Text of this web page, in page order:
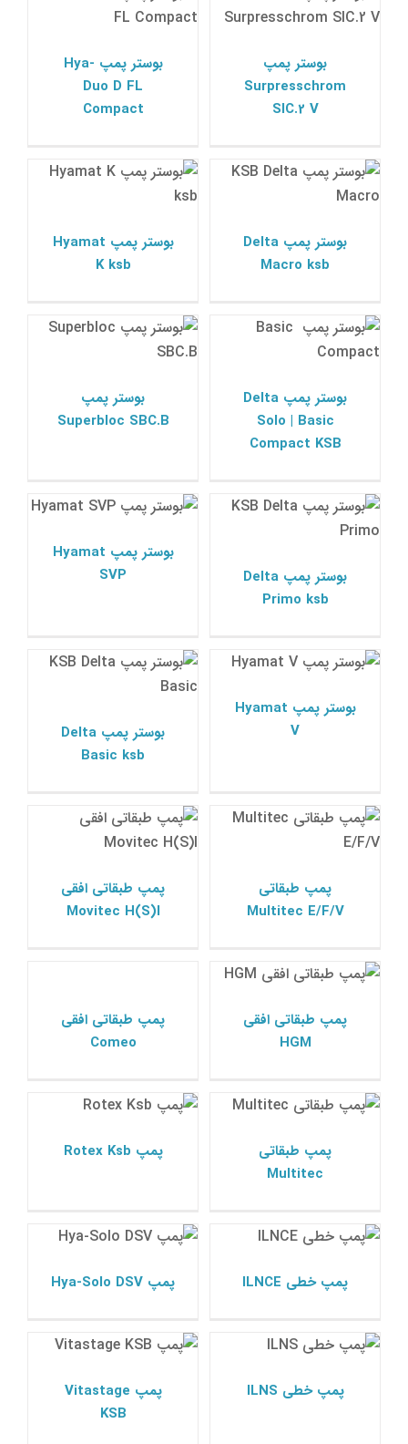
پمپ ksb
بوستر پمپ
Surpresschrom
SIC.2 V
بوستر پمپ Hya-
Duo D FL
Compact
پمپ ksb
بوستر پمپ Delta
Macro ksb
پمپ ksb
بوستر پمپ Hyamat
K ksb
پمپ ksb
بوستر پمپ Delta
Solo | Basic
Compact KSB
پمپ ksb
بوستر پمپ
Superbloc SBC.B
پمپ ksb
بوستر پمپ Delta
Primo ksb
پمپ ksb
بوستر پمپ Hyamat
SVP
پمپ ksb
بوستر پمپ Hyamat
V
پمپ ksb
بوستر پمپ Delta
Basic ksb
پمپ ksb
پمپ طبقاتی
Multitec E/F/V
پمپ ksb
پمپ طبقاتی افقی
Movitec H(S)I
پمپ ksb
پمپ طبقاتی افقی
HGM
پمپ طبقاتی افقی
Comeo
پمپ ksb
پمپ طبقاتی
Multitec
پمپ ksb
پمپ Rotex Ksb
پمپ ksb
پمپ خطی ILNCE
پمپ ksb
پمپ Hya-Solo DSV
پمپ ksb
پمپ خطی ILNS
پمپ ksb
پمپ Vitastage
KSB